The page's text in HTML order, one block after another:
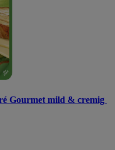
Gourmet mild & cremig